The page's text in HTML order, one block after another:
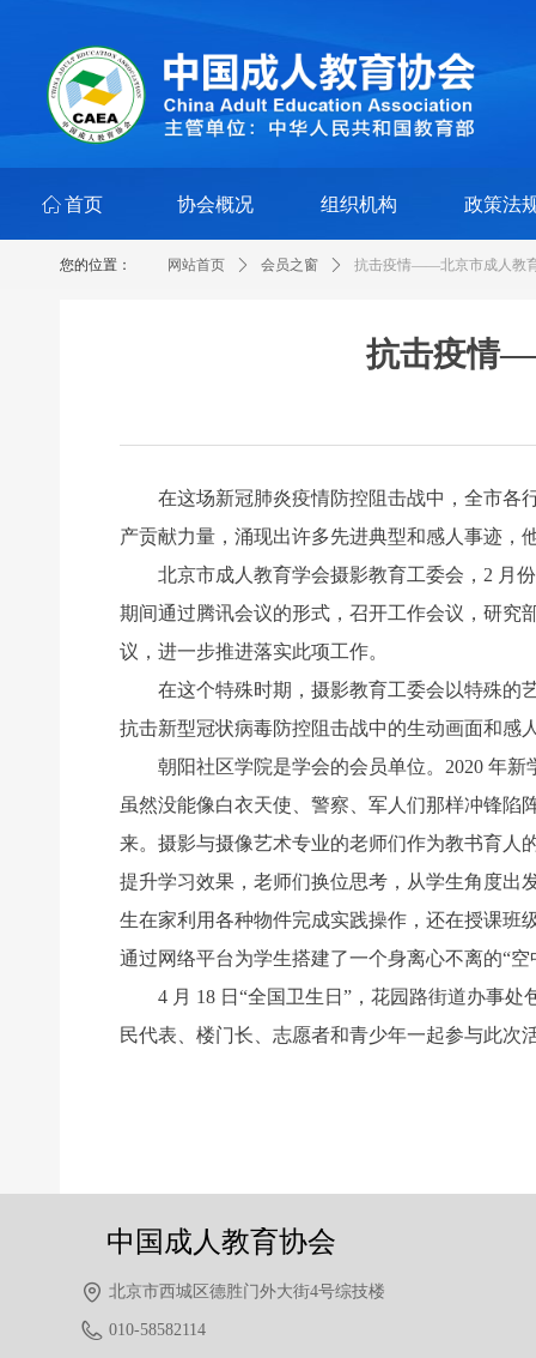
ꀇ 首页 协会概况 组织机构 政策法
网站首页 ꄲ 会员之窗 ꄲ 抗击疫情——北京市成人教
您的位置：
抗击疫情
在这场新冠肺炎疫情防控阻击战中，全市各行
产贡献力量，涌现出许多先进典型和感人事迹，
北京市成人教育学会摄影教育工委会，2 月份
期间通过腾讯会议的形式，召开工作会议，研究
议，进一步推进落实此项工作。
在这个特殊时期，摄影教育工委会以特殊的艺
抗击新型冠状病毒防控阻击战中的生动画面和感
朝阳社区学院是学会的会员单位。2020 年新
虽然没能像白衣天使、警察、军人们那样冲锋陷
来。摄影与摄像艺术专业的老师们作为教书育人
提升学习效果，老师们换位思考，从学生角度出
生在家利用各种物件完成实践操作，还在授课班
通过网络平台为学生搭建了一个身离心不离的“
4 月 18 日“全国卫生日”，花园路街道办事处
民代表、楼门长、志愿者和青少年一起参与此次
北京市西城区德胜门外大街4号综技楼
010-58582114
中国成人教育协会